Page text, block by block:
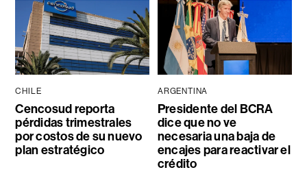
CHILE
Cencosud reporta
pérdidas trimestrales
por costos de su nuevo
plan estratégico
ARGENTINA
Presidente del BCRA
dice que no ve
necesaria una baja de
encajes para reactivar el
crédito